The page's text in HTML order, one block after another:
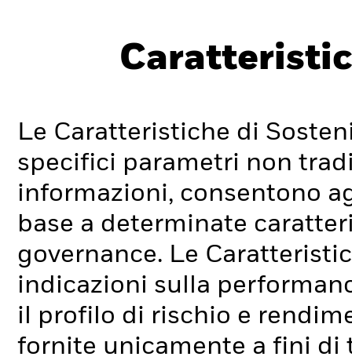
Le Caratteristiche di
specifici parametri non
informazioni, consentono
base a determinate
governance. Le
indicazioni sulla
il profilo di rischio e
fornite unicamente a fini di